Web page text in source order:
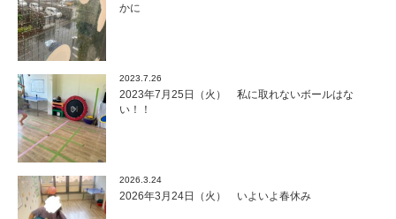
かに
2023.7.26
2023年7月25日（火） 私に取れないボールはな
い！！
2026.3.24
2026年3月24日（火） いよいよ春休み